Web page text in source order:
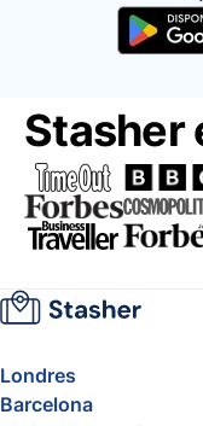
Stasher
Londres
Barcelona